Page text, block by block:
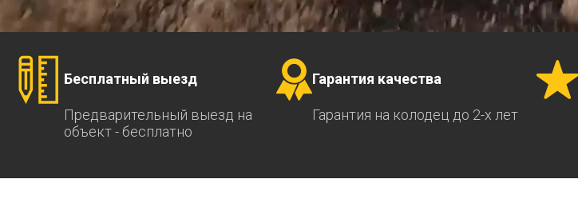
Бесплатный выезд
Предварительный выезд на
объект - бесплатно
Гарантия качества
Гарантия на колодец до 2-х лет